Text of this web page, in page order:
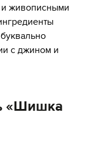
живописными
с джином и
«Шишка